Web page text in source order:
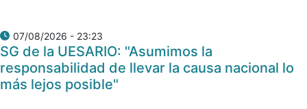
07/08/2026 - 23:23
SG de la UESARIO: "Asumimos la
responsabilidad de llevar la causa nacional lo
más lejos posible"